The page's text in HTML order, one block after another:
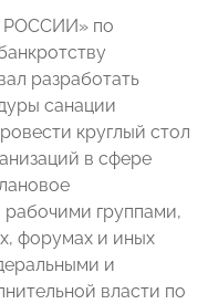
РОССИИ» по
разработать
санации
круглый стол
в сфере
группами,
форумах и иных
и
власти по